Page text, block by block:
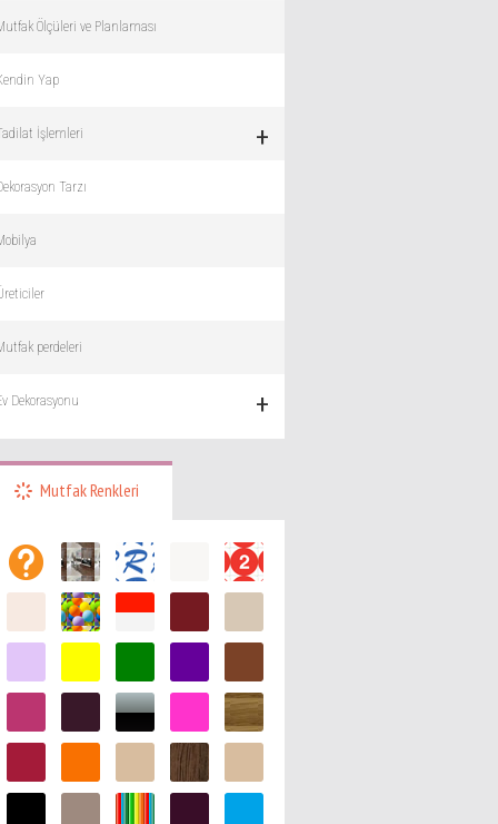
Ölçüleri ve Planlaması
Yap
İşlemleri +
Tarzı
perdeleri
Dekorasyonu +
Mutfak Renkleri